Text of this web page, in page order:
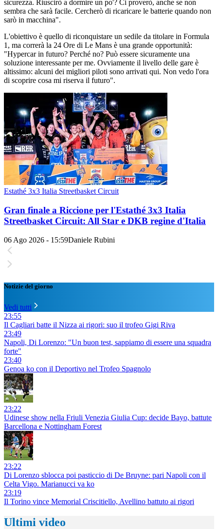
sicurezza. Riuscirò a dormire un po'? Ci proverò, anche se non
sembra che sarà facile. Cercherò di ricaricare le batterie quando non
sarò in macchina".
L'obiettivo è quello di riconquistare un sedile da titolare in Formula
1, ma correrà la 24 Ore di Le Mans è una grande opportunità:
"Hypercar in futuro? Perché no? Può essere sicuramente una
soluzione interessante per me. Ovviamente il livello delle gare è
altissimo: alcuni dei migliori piloti sono arrivati qui. Non vedo l'ora
di scoprire cosa mi riserva il futuro".
Estathé 3x3 Italia Streetbasket Circuit
Gran finale a Riccione per l'Estathé 3x3 Italia
Streetbasket Circuit: All Star e DKB regine d'Italia
06 Ago 2026 - 15:59Daniele Rubini
Notizie del giorno
Vedi tutti
23:55
Il Cagliari batte il Nizza ai rigori: suo il trofeo Gigi Riva
23:49
Napoli, Di Lorenzo: "Un buon test, sappiamo di essere una squadra
forte"
23:40
Genoa ko con il Deportivo nel Trofeo Spagnolo
23:22
Udinese show nella Friuli Venezia Giulia Cup: decide Bayo, battute
Barcellona e Nottingham Forest
23:22
Di Lorenzo sblocca poi pasticcio di De Bruyne: pari Napoli con il
Celta Vigo. Marianucci va ko
23:19
Il Torino vince Memorial Criscitiello, Avellino battuto ai rigori
Ultimi video